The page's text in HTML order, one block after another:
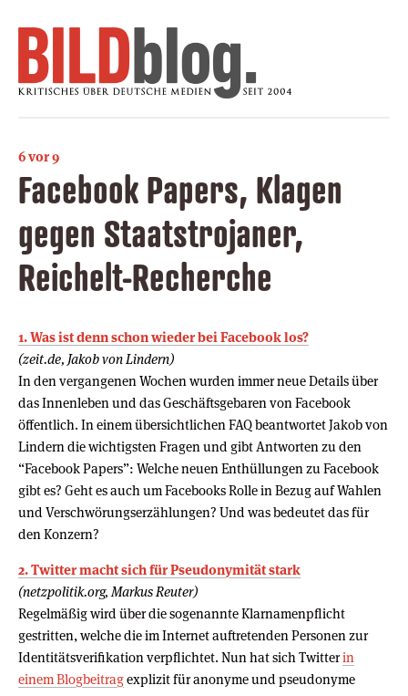
6 vor 9
Facebook Papers, Klagen
gegen Staatstrojaner,
Reichelt-Recherche
1. Was ist denn schon wieder bei Facebook los?
(zeit.de, Jakob von Lindern)
In den vergangenen Wochen wurden immer neue Details über
das Innenleben und das Geschäftsgebaren von Facebook
öffentlich. In einem übersichtlichen FAQ beantwortet Jakob von
Lindern die wichtigsten Fragen und gibt Antworten zu den
“Facebook Papers”: Welche neuen Enthüllungen zu Facebook
gibt es? Geht es auch um Facebooks Rolle in Bezug auf Wahlen
und Verschwörungserzählungen? Und was bedeutet das für
den Konzern?
2. Twitter macht sich für Pseudonymität stark
(netzpolitik.org, Markus Reuter)
Regelmäßig wird über die sogenannte Klarnamenpflicht
gestritten, welche die im Internet auftretenden Personen zur
Identitätsverifikation verpflichtet. Nun hat sich Twitterin
einem Blogbeitragexplizit für anonyme und pseudonyme